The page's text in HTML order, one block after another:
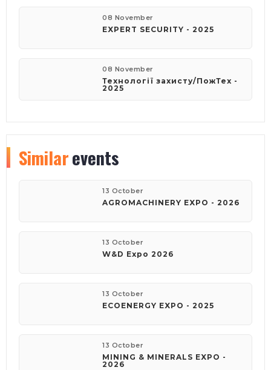
08 November
EXPERT SECURITY - 2025
08 November
Технології захисту/ПожТех -
2025
Similarevents
13 October
AGROMACHINERY EXPO - 2026
13 October
W&D Expo 2026
13 October
ECOENERGY EXPO - 2025
13 October
MINING & MINERALS EXPO -
2026